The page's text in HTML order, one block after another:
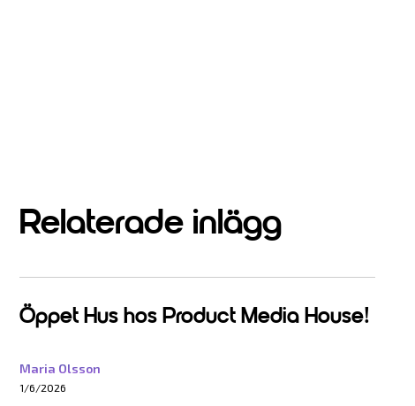
Relaterade inlägg
Öppet Hus hos Product Media House!
Maria Olsson
1/6/2026